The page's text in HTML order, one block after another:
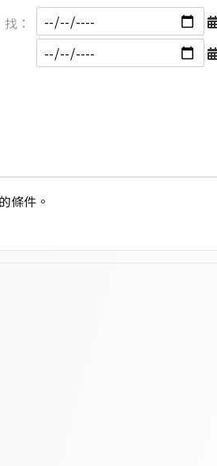
找：
條件。